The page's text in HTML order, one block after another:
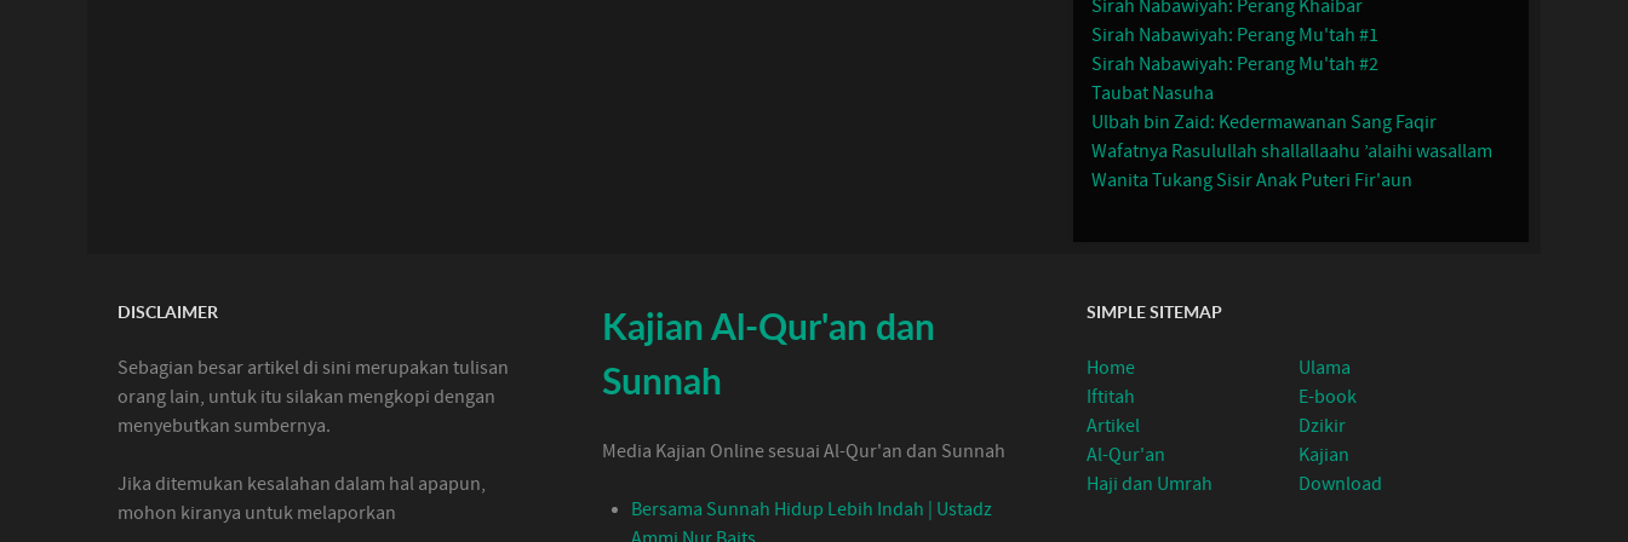
Sirah Nabawiyah: Perang Khaibar
Sirah Nabawiyah: Perang Mu'tah #1
Sirah Nabawiyah: Perang Mu'tah #2
Taubat Nasuha
Ulbah bin Zaid: Kedermawanan Sang Faqir
Wafatnya Rasulullah shallallaahu ’alaihi wasallam
Wanita Tukang Sisir Anak Puteri Fir'aun
DISCLAIMER
Sebagian besar artikel di sini merupakan tulisan
orang lain, untuk itu silakan mengkopi dengan
menyebutkan sumbernya.
Jika ditemukan kesalahan dalam hal apapun,
mohon kiranya untuk melaporkan
Kajian Al-Qur'an dan
Sunnah
Media Kajian Online sesuai Al-Qur'an dan Sunnah
Bersama Sunnah Hidup Lebih Indah | Ustadz
SIMPLE SITEMAP
Home
Iftitah
Artikel
Al-Qur'an
Haji dan Umrah
Ulama
E-book
Dzikir
Kajian
Download